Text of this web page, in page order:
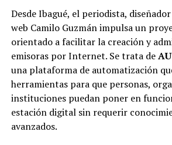
Desde Ibagué, el periodista,
web Camilo Guzmán impulsa un
orientado a facilitar la creación y
emisoras por Internet. Se trata de
una plataforma de automatización
herramientas para que personas,
instituciones puedan poner en
estación digital sin requerir
avanzados.